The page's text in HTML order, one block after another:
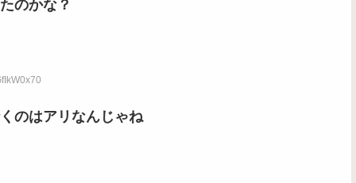
のかな？
のはアリなんじゃね